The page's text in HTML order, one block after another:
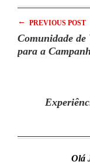
← PREVIOUS POST
Comunidade de
para a
Olá